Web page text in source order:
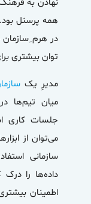
نهادن به
همه پرسنل
در هرم
توان بیشتری
مدیرِ یک
میان
جلسات کاری
می‌توان از
سازمانی
داده‌ها را
اطمینان